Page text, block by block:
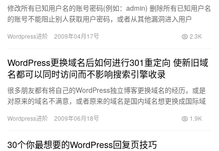
修改所有已知用户名的账号密码(例如：admin) 删除所有已知用户名
的账号不能阻止别人获取用户密码，或者从其他漏洞进入用户
Wordpress进阶 2009年04月17号 2.3K
WordPress更换域名后如何进行301重定向 使新旧域
名都可以同时访问而不影响搜索引擎收录
很多朋友都有将自己的WordPress独立博客更换域名的经历，或是
对原来的域名不满意，或者原来的域名是国内域名想更换成国际域
Wordpress进阶 2009年06月18号 1.9K
30个你最想要的WordPress回复页技巧